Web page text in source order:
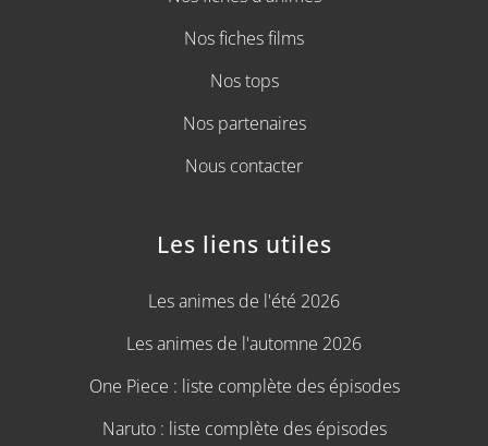
Nos fiches films
Nos tops
Nos partenaires
Nous contacter
Les liens utiles
Les animes de l'été 2026
Les animes de l'automne 2026
One Piece : liste complète des épisodes
Naruto : liste complète des épisodes